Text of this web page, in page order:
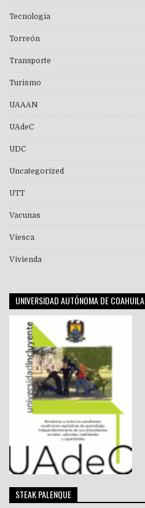
Tecnología
Torreón
Transporte
Turismo
UAAAN
UAdeC
UDC
Uncategorized
UTT
Vacunas
Viesca
Vivienda
UNIVERSIDAD AUTÓNOMA DE COAHUILA
STEAK PALENQUE